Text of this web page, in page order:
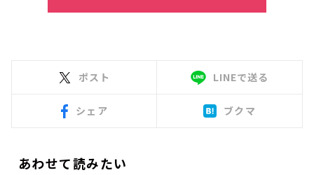
ポスト LINEで送る
シェア ブクマ
あわせて読みたい